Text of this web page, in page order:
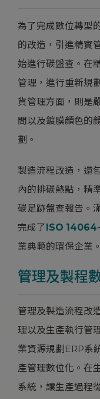
為了完成數位轉型
的改造，引進精實
始進行碳盤查。在
管理，進行重新規
貨管理方面，則是
間以及鍍膜顏色的
劃。
製造流程改造，還
內的排碳熱點，精
碳足跡盤查報告。
完成了ISO
業典範的環保企業。
管理及製程
管理及製造流程改
理以及生產執行管
業資源規劃ERP系
產管理數位化。在
系統，讓生產過程